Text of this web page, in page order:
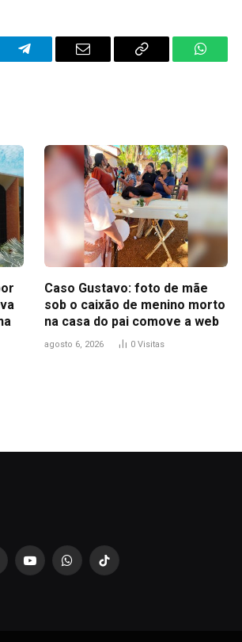
Telegram Email
Copy
Caso Gustavo: foto de mãe
sob o caixão de menino morto
na casa do pai comove a web
agosto 6, 2026 0 Visitas
YouTubeWhatsAppTikTok